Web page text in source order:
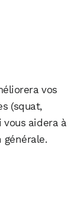
vos
(squat,
vous aidera à
générale.